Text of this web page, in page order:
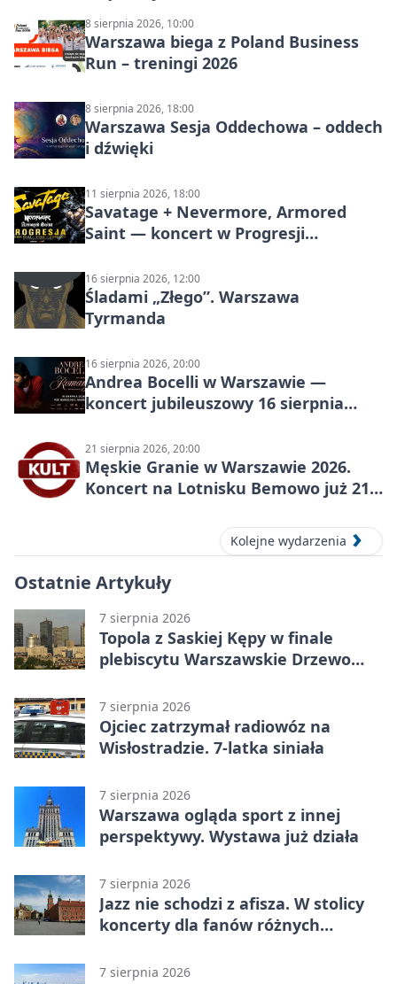
8 sierpnia 2026, 10:00
Warszawa biega z Poland Business
Run – treningi 2026
8 sierpnia 2026, 18:00
Warszawa Sesja Oddechowa – oddech
i dźwięki
11 sierpnia 2026, 18:00
Savatage + Nevermore, Armored
Saint — koncert w Progresji
16 sierpnia 2026, 12:00
Śladami „Złego”. Warszawa
Tyrmanda
16 sierpnia 2026, 20:00
Andrea Bocelli w Warszawie —
koncert jubileuszowy 16 sierpnia
21 sierpnia 2026, 20:00
Męskie Granie w Warszawie 2026.
Koncert na Lotnisku Bemowo już 21
Kolejne wydarzenia
Ostatnie Artykuły
7 sierpnia 2026
Topola z Saskiej Kępy w finale
plebiscytu Warszawskie Drzewo
7 sierpnia 2026
Ojciec zatrzymał radiowóz na
Wisłostradzie. 7-latka siniała
7 sierpnia 2026
Warszawa ogląda sport z innej
perspektywy. Wystawa już działa
7 sierpnia 2026
Jazz nie schodzi z afisza. W stolicy
koncerty dla fanów różnych
7 sierpnia 2026